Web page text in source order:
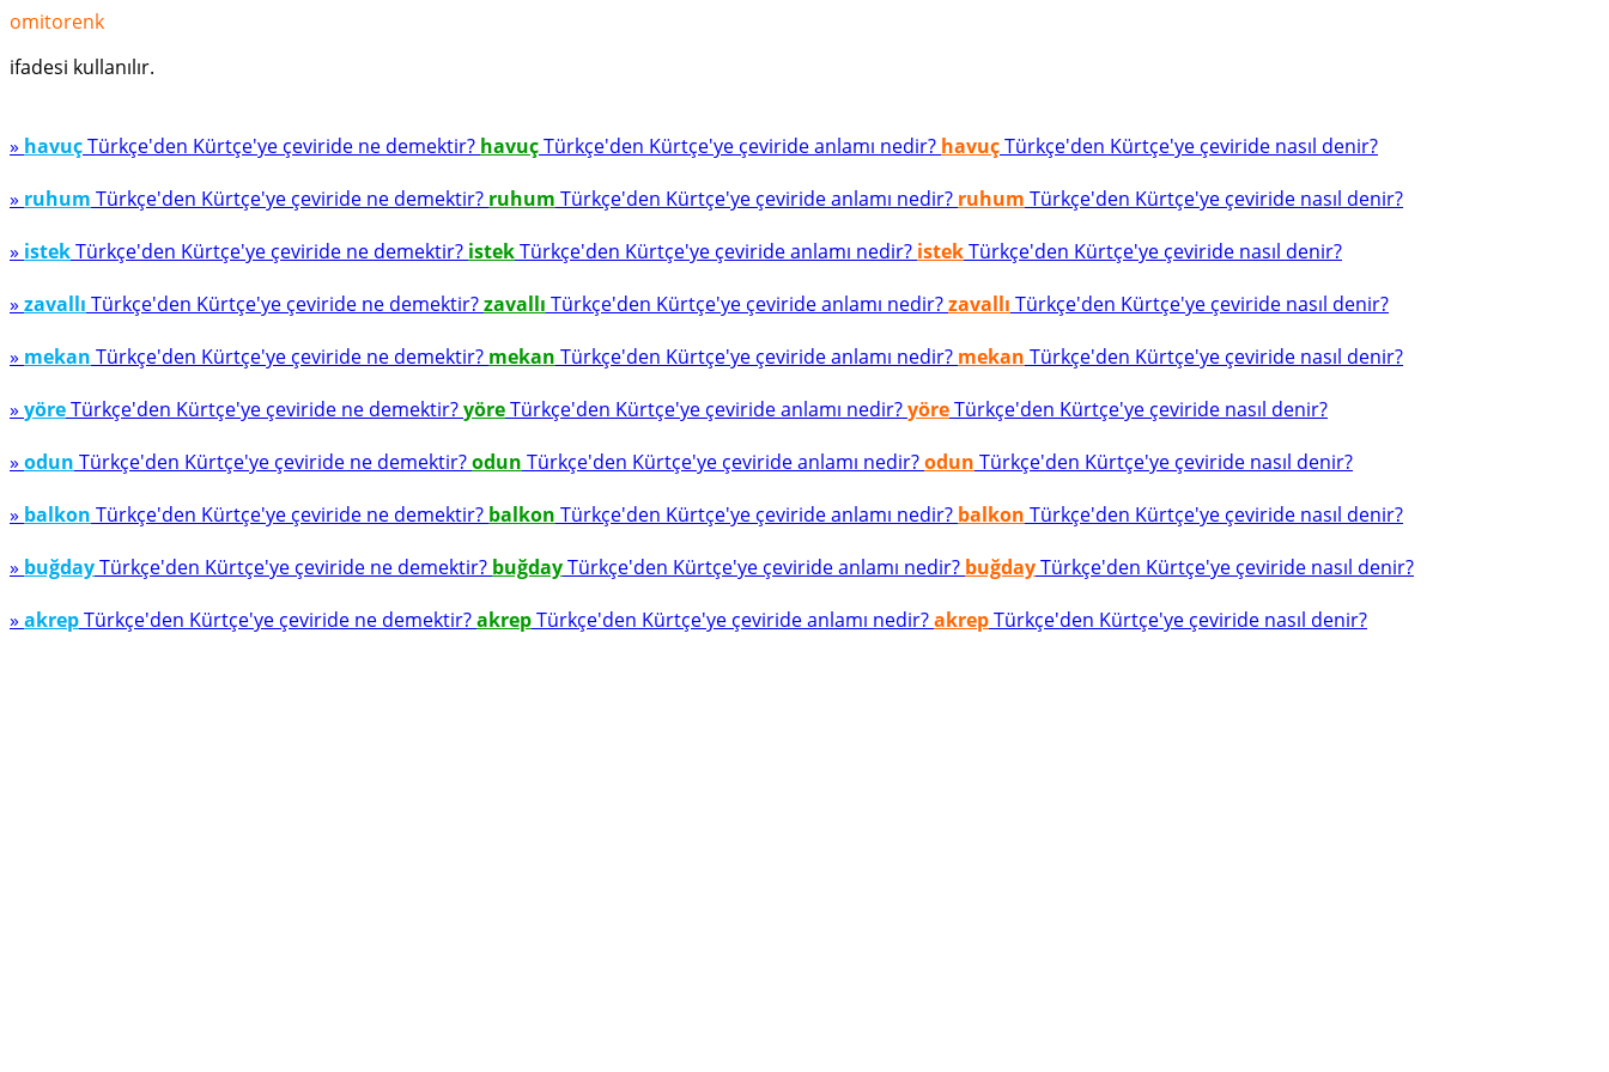
omitorenk
ifadesi kullanılır.
» havuçTürkçe'den Kürtçe'ye çeviride ne demektir? havuçTürkçe'den Kürtçe'ye çeviride anlamı nedir? havuçTürkçe'den Kürtçe'ye çeviride nasıl denir?
» ruhum Türkçe'den Kürtçe'ye çeviride ne demektir? ruhum Türkçe'den Kürtçe'ye çeviride anlamı nedir? ruhum Türkçe'den Kürtçe'ye çeviride nasıl denir?
» istekTürkçe'den Kürtçe'ye çeviride ne demektir? istekTürkçe'den Kürtçe'ye çeviride anlamı nedir? istekTürkçe'den Kürtçe'ye çeviride nasıl denir?
» zavallı Türkçe'den Kürtçe'ye çeviride ne demektir?zavallı Türkçe'den Kürtçe'ye çeviride anlamı nedir?zavallı Türkçe'den Kürtçe'ye çeviride nasıl denir?
» mekan Türkçe'den Kürtçe'ye çeviride ne demektir? mekan Türkçe'den Kürtçe'ye çeviride anlamı nedir? mekan Türkçe'den Kürtçe'ye çeviride nasıl denir?
» yöreTürkçe'den Kürtçe'ye çeviride ne demektir?yöreTürkçe'den Kürtçe'ye çeviride anlamı nedir?yöreTürkçe'den Kürtçe'ye çeviride nasıl denir?
» odun Türkçe'den Kürtçe'ye çeviride ne demektir?odun Türkçe'den Kürtçe'ye çeviride anlamı nedir?odun Türkçe'den Kürtçe'ye çeviride nasıl denir?
» balkon Türkçe'den Kürtçe'ye çeviride ne demektir? balkon Türkçe'den Kürtçe'ye çeviride anlamı nedir? balkon Türkçe'den Kürtçe'ye çeviride nasıl denir?
» buğdayTürkçe'den Kürtçe'ye çeviride ne demektir? buğdayTürkçe'den Kürtçe'ye çeviride anlamı nedir? buğdayTürkçe'den Kürtçe'ye çeviride nasıl denir?
» akrepTürkçe'den Kürtçe'ye çeviride ne demektir?akrepTürkçe'den Kürtçe'ye çeviride anlamı nedir?akrepTürkçe'den Kürtçe'ye çeviride nasıl denir?